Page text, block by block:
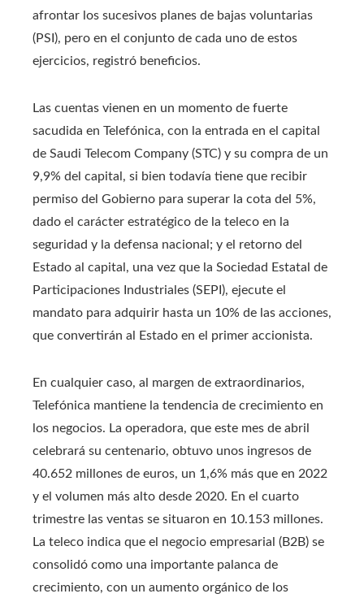
afrontar los sucesivos planes de bajas voluntarias
(PSI), pero en el conjunto de cada uno de estos
ejercicios, registró beneficios.
Las cuentas vienen en un momento de fuerte
sacudida en Telefónica, con la entrada en el capital
de Saudi Telecom Company (STC) y su compra de un
9,9% del capital, si bien todavía tiene que recibir
permiso del Gobierno para superar la cota del 5%,
dado el carácter estratégico de la teleco en la
seguridad y la defensa nacional; y el retorno del
Estado al capital, una vez que la Sociedad Estatal de
Participaciones Industriales (SEPI), ejecute el
mandato para adquirir hasta un 10% de las acciones,
que convertirán al Estado en el primer accionista.
En cualquier caso, al margen de extraordinarios,
Telefónica mantiene la tendencia de crecimiento en
los negocios. La operadora, que este mes de abril
celebrará su centenario, obtuvo unos ingresos de
40.652 millones de euros, un 1,6% más que en 2022
y el volumen más alto desde 2020. En el cuarto
trimestre las ventas se situaron en 10.153 millones.
La teleco indica que el negocio empresarial (B2B) se
consolidó como una importante palanca de
crecimiento, con un aumento orgánico de los